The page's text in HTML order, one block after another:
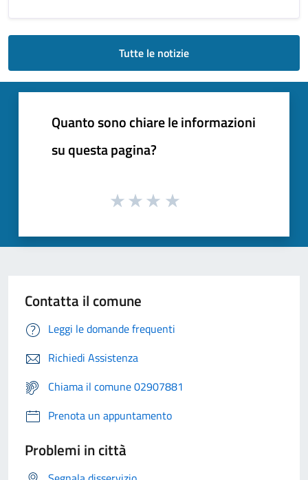
Tutte le notizie
Quanto sono chiare le informazioni
su questa pagina?
Contatta il comune
Leggi le domande frequenti
Richiedi Assistenza
Chiama il comune 02907881
Prenota un appuntamento
Problemi in città